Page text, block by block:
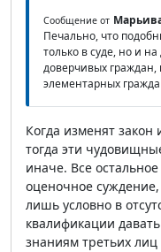
Сообщение от
Печально, что
только в суде, но и
доверчивых
элементарных
Когда изменят закон
тогда эти
иначе. Все
оценочное
лишь условно в
квалификации
знаниям третьих лиц